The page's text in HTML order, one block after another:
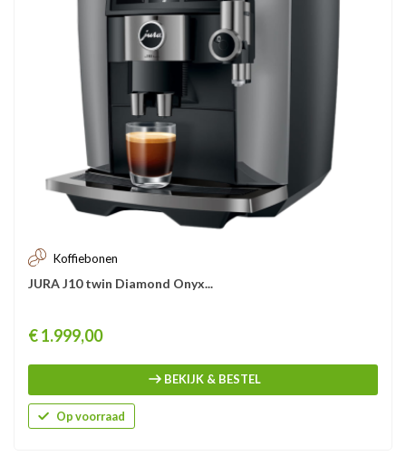
Koffiebonen
JURA J10 twin Diamond Onyx...
Prijs
€ 1.999,00
BEKIJK & BESTEL
Op voorraad